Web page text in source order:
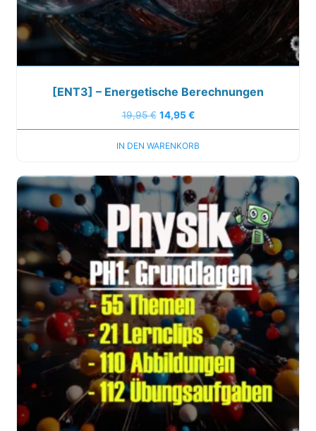
[ENT3] – Energetische Berechnungen
19,95€ 14,95€
IN DEN WARENKORB